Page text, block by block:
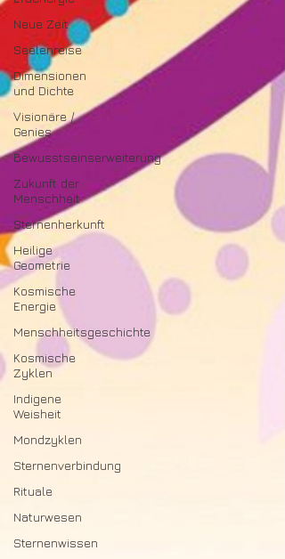
Neue Zeit
Seelenreise
Dimensionen
und Dichte
Visionäre /
Genies
Bewusstseinserweiterung
Zukunft der
Menschheit
Sternenherkunft
Heilige
Geometrie
Kosmische
Energie
Menschheitsgeschichte
Kosmische
Zyklen
Indigene
Weisheit
Mondzyklen
Sternenverbindung
Rituale
Naturwesen
Sternenwissen